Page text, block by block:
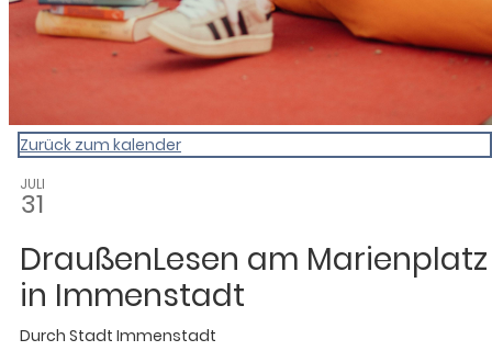
Zurück zum kalender
JULI
31
DraußenLesen am Marienplatz
in Immenstadt
Durch Stadt Immenstadt